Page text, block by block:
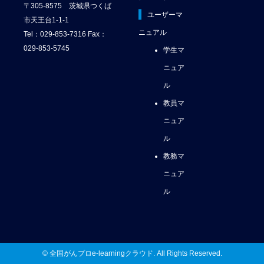
〒305-8575 茨城県つくば
市天王台1-1-1
Tel：029-853-7316 Fax：
029-853-5745
ユーザーマ
ニュアル
学生マ
ニュア
ル
教員マ
ニュア
ル
教務マ
ニュア
ル
© 全国がんプロe-learningクラウド. All Rights Reserved.